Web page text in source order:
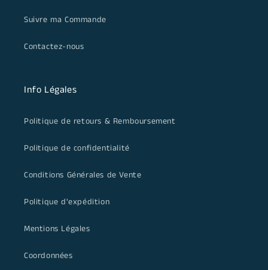
Suivre ma Commande
Contactez-nous
Info Légales
Politique de retours & Remboursement
Politique de confidentialité
Conditions Générales de Vente
Politique d'expédition
Mentions Légales
Coordonnées